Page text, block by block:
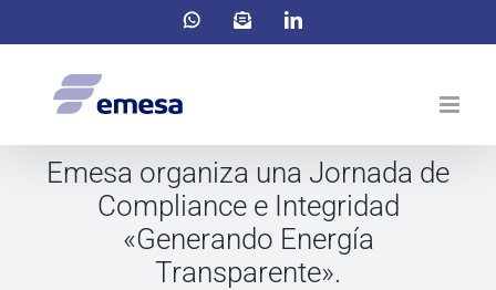
WhatsAppCorreoLinkedIn
Emesa organiza una Jornada de
Compliance e Integridad
«Generando Energía
Transparente».